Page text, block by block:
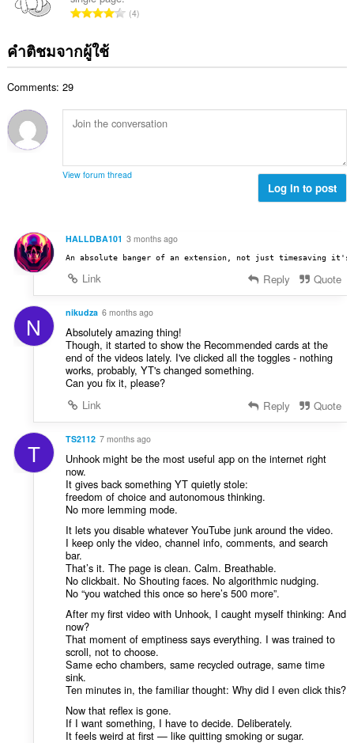
ห
ร
ว
ง
ด
:
ะ
น
ม
ทั้
ม
จำ
แ
น
ว
ห
ด
4
คำติชมจากผู้ใช้
Comments: 29
View forum thread
Log in to post
HALLDBA101 3 months ago
An absolute banger of an extension, not just timesaving it's
Link Reply Quote
N nikudza 6 months ago
Absolutely amazing thing!
Though, it started to show the Recommended cards at the
end of the videos lately. I've clicked all the toggles - nothing
works, probably, YT's changed something.
Can you fix it, please?
Link
Reply Quote
T TS2112 7 months ago
Unhook might be the most useful app on the internet right
now.
It gives back something YT quietly stole:
freedom of choice and autonomous thinking.
No more lemming mode.
It lets you disable whatever YouTube junk around the video.
I keep only the video, channel info, comments, and search
bar.
That’s it. The page is clean. Calm. Breathable.
No clickbait. No Shouting faces. No algorithmic nudging.
No “you watched this once so here’s 500 more”.
After my first video with Unhook, I caught myself thinking: And
now?
That moment of emptiness says everything. I was trained to
scroll, not to choose.
Same echo chambers, same recycled outrage, same time
sink.
Ten minutes in, the familiar thought: Why did I even click this?
Now that reflex is gone.
If I want something, I have to decide. Deliberately.
It feels weird at first — like quitting smoking or sugar.